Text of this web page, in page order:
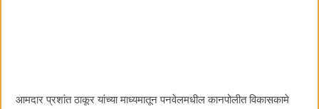
आमदार प्रशांत ठाकूर यांच्या माध्यमातून पनवेलमधील कानपोलीत विकासकामे